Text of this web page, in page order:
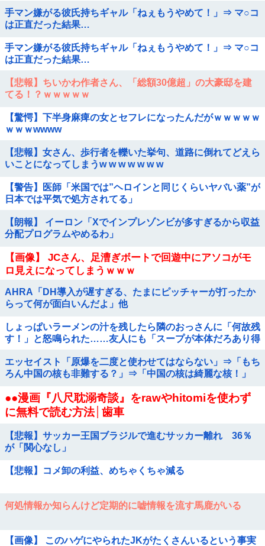
手マン嫌がる彼氏持ちギャル「ねぇもうやめて！」⇒ マ○コ
は正直だった結果…
手マン嫌がる彼氏持ちギャル「ねぇもうやめて！」⇒ マ○コ
は正直だった結果…
【悲報】ちいかわ作者さん、「総額30億超」の大豪邸を建
てる！？ｗｗｗｗｗ
【驚愕】下半身麻痺の女とセフレになったんだがｗｗｗｗｗ
ｗｗｗwwww
【悲報】女さん、歩行者を轢いた挙句、道路に倒れてどえら
いことになってしまうw w w w w w w
【警告】医師「米国では”ヘロインと同じくらいヤバい薬”が
日本では平気で処方されてる」
【朗報】 イーロン「Xでインプレゾンビが多すぎるから収益
分配プログラムやめるわ」
【画像】 JCさん、足漕ぎボートで回遊中にアソコがモ
ロ見えになってしまうｗｗｗ
AHRA「DH導入が遅すぎる、たまにピッチャーが打ったか
らって何が面白いんだよ」他
しょっぱいラーメンの汁を残したら隣のおっさんに「何故残
す！」と怒鳴られた……友人にも「スープが本体だろあり得
ろ！
エッセイスト「原爆を二度と使わせてはならない」⇒「もち
ろん中国の核も非難する？」⇒「中国の核は綺麗な核！」
●●漫画『八尺耽溺奇談』をrawやhitomiを使わず
に無料で読む方法│歯車
【悲報】サッカー王国ブラジルで進むサッカー離れ 36％
が「関心なし」
【悲報】コメ卸の利益、めちゃくちゃ減る
何処情報か知らんけど定期的に嘘情報を流す馬鹿がいる
【画像】 このハゲにやられたJKがたくさんいるという事実